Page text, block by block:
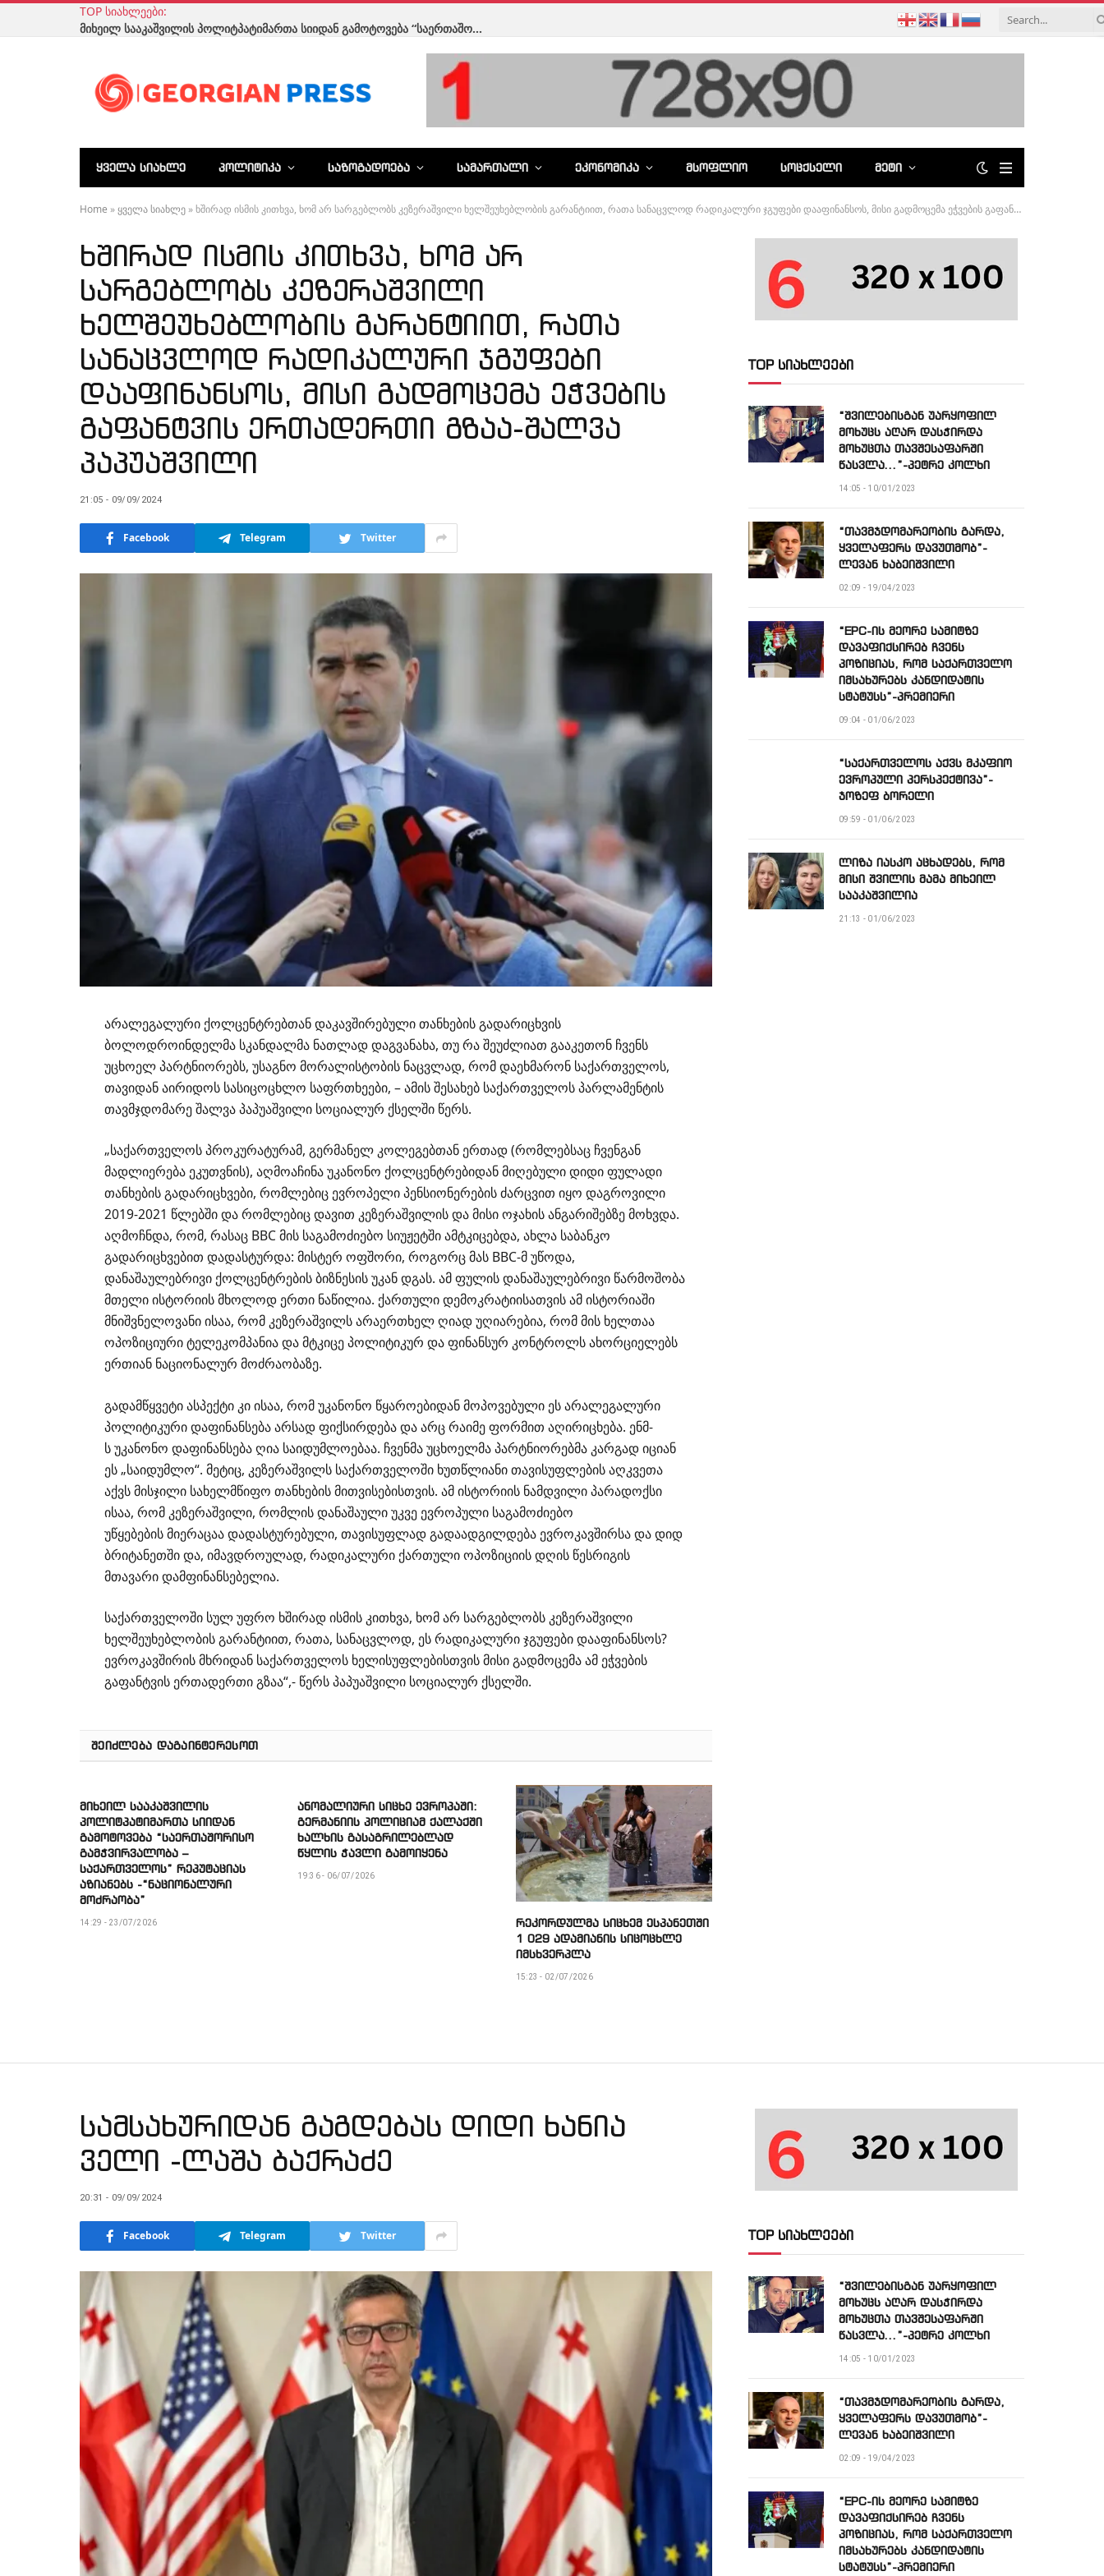
TOP ᲡᲘᲐᲮᲚᲔᲔᲑᲘ:
ანომალიური სიცხე ევროპაში: გერმანიის პოლიციამ ქალაქში ხალხის გასაგრილებლად წყლის ჭავლი გამოიყენა
ᲧᲕᲔᲚᲐ ᲡᲘᲐᲮᲚᲔ ᲞᲝᲚᲘᲢᲘᲙᲐ ᲡᲐᲖᲝᲒᲐᲓᲝᲔᲑᲐ ᲡᲐᲛᲐᲠᲗᲐᲚᲘ ᲔᲙᲝᲜᲝᲛᲘᲙᲐ ᲛᲡᲝᲤᲚᲘᲝ ᲡᲝᲪᲥᲡᲔᲚᲘ ᲛᲔᲢᲘ
Home » ყველა სიახლე »ხშირად ისმის კითხვა, ხომ არ სარგებლობს კეზერაშვილი ხელშეუხებლობის გარანტიით, რათა სანაცვლოდ რადიკალური ჯგუფები დააფინანსოს, მისი გადმოცემა ეჭვების გაფანტვის ერთადერთი გზაა-შალვა პაპუაშვილი
ხშირად ისმის კითხვა, ხომ არ
სარგებლობს კეზერაშვილი
ხელშეუხებლობის გარანტიით, რათა
სანაცვლოდ რადიკალური ჯგუფები
დააფინანსოს, მისი გადმოცემა ეჭვების
გაფანტვის ერთადერთი გზაა-შალვა
პაპუაშვილი
21:05 - 09/09/2024
Facebook Telegram Twitter
არალეგალური ქოლცენტრებთანდაკავშირებული თანხების გადარიცხვის
ბოლოდროინდელმა სკანდალმა ნათლად დაგვანახა, თუ რა შეუძლიათ გააკეთონ ჩვენს
უცხოელ პარტნიორებს, უსაგნომორალისტობის ნაცვლად, რომ დაეხმარონ საქართველოს,
თავიდან აირიდოს სასიცოცხლო საფრთხეები, – ამის შესახებ საქართველოს პარლამენტის
თავმჯდომარე შალვა პაპუაშვილი სოციალურ ქსელში წერს.
„საქართველოს პროკურატურამ, გერმანელ კოლეგებთან ერთად (რომლებსაც ჩვენგან
მადლიერება ეკუთვნის), აღმოაჩინა უკანონოქოლცენტრებიდანმიღებული დიდი ფულადი
თანხების გადარიცხვები, რომლებიც ევროპელი პენსიონერების ძარცვით იყო დაგროვილი
2019-2021 წლებში და რომლებიც დავით კეზერაშვილის და მისი ოჯახის ანგარიშებზე მოხვდა.
აღმოჩნდა, რომ, რასაც BBC მის საგამოძიებო სიუჟეტში ამტკიცებდა, ახლა საბანკო
გადარიცხვებით დადასტურდა: მისტერ ოფშორი, როგორც მას BBC-მუწოდა,
დანაშაულებრივიქოლცენტრებისბიზნესის უკან დგას. ამ ფულის დანაშაულებრივი წარმოშობა
მთელი ისტორიის მხოლოდ ერთი ნაწილია. ქართული დემოკრატიისათვის ამ ისტორიაში
მნიშვნელოვანი ისაა, რომ კეზერაშვილს არაერთხელ ღიად უღიარებია, რომ მის ხელთაა
ოპოზიციური ტელეკომპანია და მტკიცე პოლიტიკურ და ფინანსურ კონტროლს ახორციელებს
ერთიან ნაციონალურ მოძრაობაზე.
გადამწყვეტი ასპექტი კი ისაა, რომ უკანონო წყაროებიდან მოპოვებული ეს არალეგალური
პოლიტიკური დაფინანსება არსად ფიქსირდება და არც რაიმე ფორმით აღირიცხება. ენმ-
სუკანონო დაფინანსება ღია საიდუმლოებაა. ჩვენმა უცხოელმა პარტნიორებმა კარგად იციან
ეს „საიდუმლო“. მეტიც, კეზერაშვილს საქართველოში ხუთწლიანი თავისუფლების აღკვეთა
აქვს მისჯილი სახელმწიფო თანხების მითვისებისთვის. ამ ისტორიის ნამდვილი პარადოქსი
ისაა, რომ კეზერაშვილი, რომლის დანაშაული უკვე ევროპული საგამოძიებო
უწყებებისმიერაცაადადასტურებული, თავისუფლად გადაადგილდება ევროკავშირსა და დიდ
ბრიტანეთში და, იმავდროულად, რადიკალური ქართული ოპოზიციის დღის წესრიგის
მთავარი დამფინანსებელია.
საქართველოში სულ უფრო ხშირად ისმის კითხვა, ხომ არ სარგებლობს კეზერაშვილი
ხელშეუხებლობის გარანტიით, რათა, სანაცვლოდ, ეს რადიკალური ჯგუფები დააფინანსოს?
ევროკავშირის მხრიდან საქართველოს ხელისუფლებისთვის მისი გადმოცემა ამ ეჭვების
გაფანტვის ერთადერთი გზაა“,- წერს პაპუაშვილი სოციალურ ქსელში.
ᲨᲔᲘᲫᲚᲔᲑᲐ ᲓᲐᲒᲐᲘᲜᲢᲔᲠᲔᲡᲝᲗ
მიხეილ სააკაშვილის
პოლიტპატიმართა სიიდან
გამოტოვება “საერთაშორისო
გამჭვირვალობა –
საქართველოს” რეპუტაციას
აზიანებს -“ნაციონალური
მოძრაობა”
14:29 - 23/07/2026
ანომალიური სიცხე ევროპაში:
გერმანიის პოლიციამ ქალაქში
ხალხის გასაგრილებლად
წყლის ჭავლი გამოიყენა
19:36 - 06/07/2026
რეკორდულმა სიცხემ ესპანეთში
1 029 ადამიანის სიცოცხლე
იმსხვერპლა
15:23 - 02/07/2026
TOP სიახლეები
“შვილებისგან უარყოფილ
მოხუცს აღარ დასჭირდა
მოხუცთა თავშესაფარში
წასვლა…”-პეტრე კოლხი
14:05 - 10/01/2023
“თავმჯდომარეობის გარდა,
ყველაფერს დავუთმობ”-
ლევან ხაბეიშვილი
02:09 - 19/04/2023
“EPC-ის მეორე სამიტზე
დავაფიქსირებ ჩვენს
პოზიციას, რომ საქართველო
იმსახურებს კანდიდატის
სტატუსს”-პრემიერი
09:04 - 01/06/2023
“საქართველოს აქვს მკაფიო
ევროპული პერსპექტივა”-
ჯოზეფ ბორელი
09:59 - 01/06/2023
ლიზა იასკო აცხადებს, რომ
მისი შვილის მამა მიხეილ
სააკაშვილია
21:13 - 01/06/2023
სამსახურიდან გაგდებას დიდი ხანია
ველი -ლაშა ბაქრაძე
20:31 - 09/09/2024
Facebook Telegram Twitter TOP სიახლეები
“შვილებისგან უარყოფილ
მოხუცს აღარ დასჭირდა
მოხუცთა თავშესაფარში
წასვლა…”-პეტრე კოლხი
14:05 - 10/01/2023
“თავმჯდომარეობის გარდა,
ყველაფერს დავუთმობ”-
ლევან ხაბეიშვილი
02:09 - 19/04/2023
“EPC-ის მეორე სამიტზე
დავაფიქსირებ ჩვენს
პოზიციას, რომ საქართველო
იმსახურებს კანდიდატის
სტატუსს”-პრემიერი